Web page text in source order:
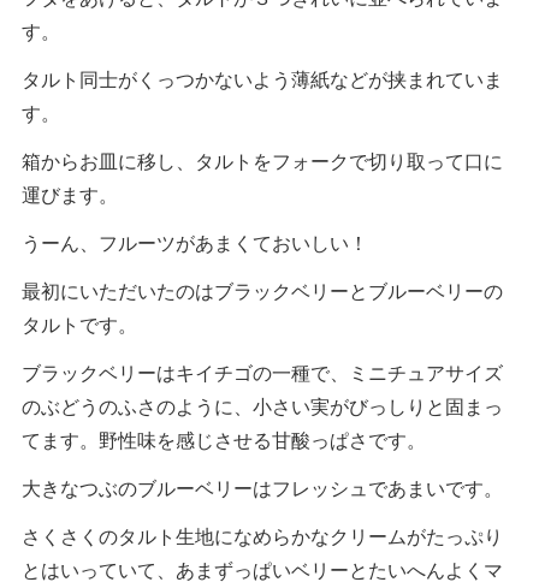
す。
タルト同士がくっつかないよう薄紙などが挟まれていま
す。
箱からお皿に移し、タルトをフォークで切り取って口に
運びます。
うーん、フルーツがあまくておいしい！
最初にいただいたのはブラックベリーとブルーベリーの
タルトです。
ブラックベリーはキイチゴの一種で、ミニチュアサイズ
のぶどうのふさのように、小さい実がびっしりと固まっ
てます。野性味を感じさせる甘酸っぱさです。
大きなつぶのブルーベリーはフレッシュであまいです。
さくさくのタルト生地になめらかなクリームがたっぷり
とはいっていて、あまずっぱいベリーとたいへんよくマ